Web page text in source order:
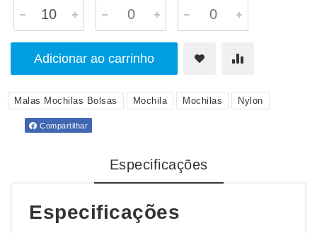
Adicionar ao carrinho
Malas Mochilas Bolsas Mochila Mochilas Nylon
Compartilhar
Especificações
Especificações